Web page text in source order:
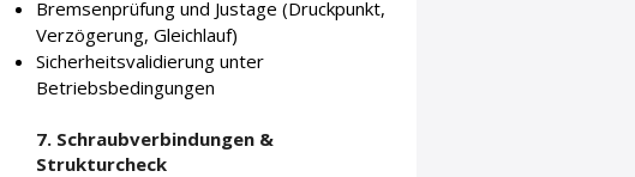
Bremsenprüfung und Justage (Druckpunkt,
Verzögerung, Gleichlauf)
Sicherheitsvalidierung unter
Betriebsbedingungen
7. Schraubverbindungen &
Strukturcheck